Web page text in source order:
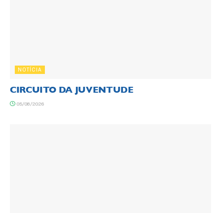
NOTÍCIA
CIRCUITO DA JUVENTUDE
05/08/2026